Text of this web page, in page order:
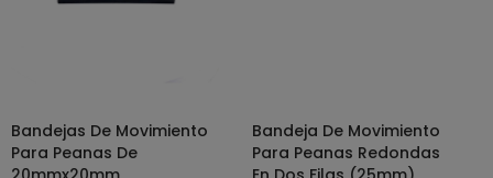
SELECCIONAR OPCIONES
Bandejas De Movimiento
Para Peanas De
AÑADIR AL CARRITO
Bandeja De Movimiento
Para Peanas Redondas